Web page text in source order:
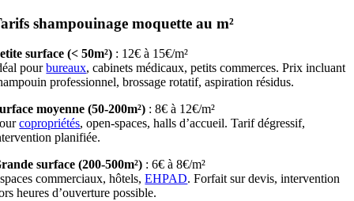
shampouinage moquette au m²
surface (< 50m²) : 12€ à 15€/m²
pourbureaux, cabinets médicaux, petits commerces. Prix incluant
professionnel, brossage rotatif, aspiration résidus.
moyenne (50-200m²) : 8€ à 12€/m²
copropriétés, open-spaces, halls d’accueil. Tarif dégressif,
planifiée.
surface (200-500m²) : 6€ à 8€/m²
commerciaux, hôtels,EHPAD. Forfait sur devis, intervention
heures d’ouverture possible.